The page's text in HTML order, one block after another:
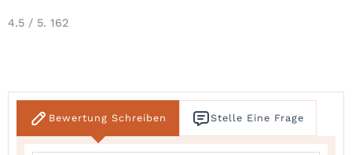
4.5 / 5. 162
Bewertung Schreiben Stelle Eine Frage